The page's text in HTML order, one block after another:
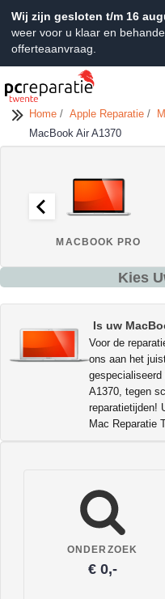
Wij zijn gesloten t/m 16
weer voor u klaar en
offerteaanvraag.
Home / Apple Reparatie /
MacBook Air A1370
MACBOOK PRO
Kies
Is uw
Voor de
ons aan het
A1370, tegen
reparatietijden!
Mac Reparatie
ONDERZOEK
€ 0,-